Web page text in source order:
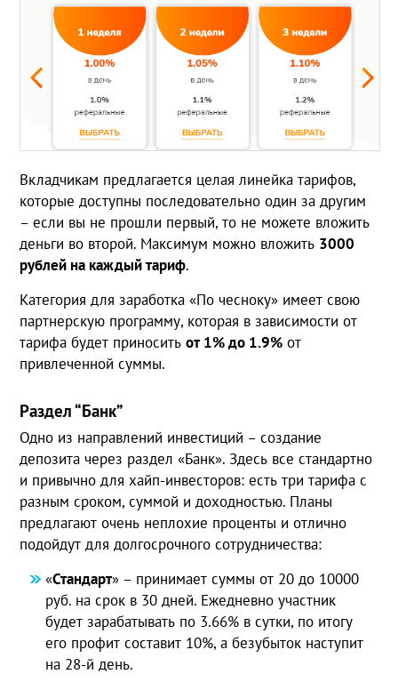
Вкладчикам предлагается целая линейка тарифов,
которые доступны последовательно один за другим
– если вы не прошли первый, то не можете вложить
деньги во второй. Максимум можно вложить 3000
рублей на каждый тариф.
Категория для заработка «По чесноку» имеет свою
партнерскую программу, которая в зависимости от
тарифа будет приноситьот 1% до 1.9% от
привлеченной суммы.
Раздел “Банк”
Одно из направлений инвестиций – создание
депозита через раздел «Банк». Здесь все стандартно
и привычно для хайп-инвесторов: есть три тарифа с
разным сроком, суммой и доходностью. Планы
предлагают очень неплохие проценты и отлично
подойдут для долгосрочного сотрудничества:
«Стандарт» – принимает суммы от 20 до 10000
руб. на срок в 30 дней. Ежедневно участник
будет зарабатывать по 3.66% в сутки, по итогу
его профит составит 10%, а безубыток наступит
на 28-й день.